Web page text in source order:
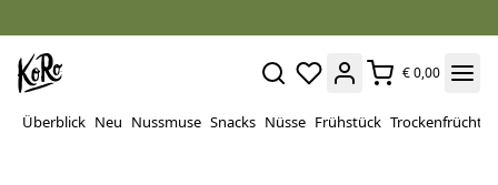
€ 0,00
Überblick Neu Nussmuse Snacks Nüsse Frühstück Trockenfrüchte